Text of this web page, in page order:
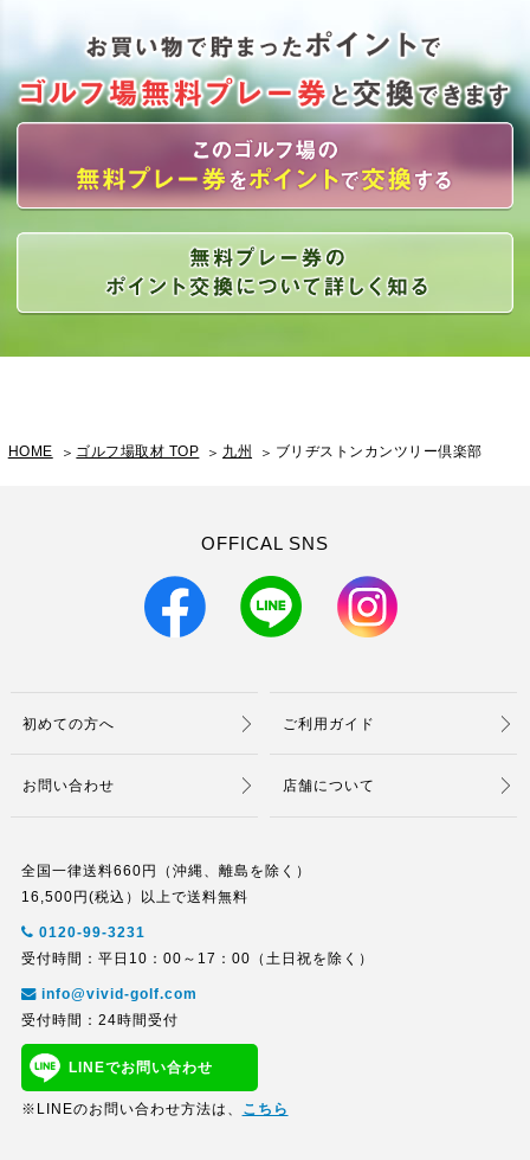
HOME ゴルフ場取材 TOP 九州 ブリヂストンカンツリー倶楽部
OFFICAL SNS
初めての方へ ご利用ガイド
お問い合わせ 店舗について
全国一律送料660円（沖縄、離島を除く）
16,500円(税込）以上で送料無料
0120-99-3231
受付時間：平日10：00～17：00（土日祝を除く）
info@vivid-golf.com
受付時間：24時間受付
LINEでお問い合わせ
※LINEのお問い合わせ方法は、 こちら